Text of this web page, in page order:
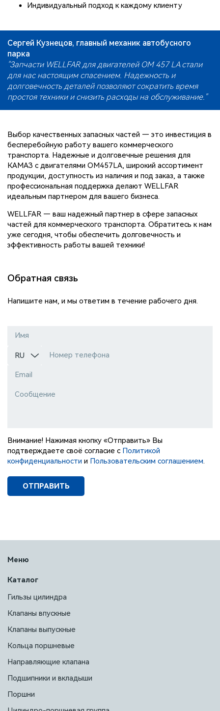
Индивидуальный подход к каждому клиенту
Сергей Кузнецов, главный механик автобусного
парка
"Запчасти WELLFAR для двигателей OM 457 LA стали
для нас настоящим спасением. Надежность и
долговечность деталей позволяют сократить время
простоя техники и снизить расходы на обслуживание."
Выбор качественных запасных частей — это инвестиция в
бесперебойную работу вашего коммерческого
транспорта. Надежные и долговечные решения для
КАМАЗ с двигателями OM457LA, широкий ассортимент
продукции, доступность из наличия и под заказ, а также
профессиональная поддержка делают WELLFAR
идеальным партнером для вашего бизнеса.
WELLFAR — ваш надежный партнер в сфере запасных
частей для коммерческого транспорта. Обратитесь к нам
уже сегодня, чтобы обеспечить долговечность и
эффективность работы вашей техники!
Обратная связь
Напишите нам, и мы ответим в течение рабочего дня.
Имя
RU Номер телефона
Email
Сообщение
Внимание! Нажимая кнопку «Отправить» Вы
подтверждаете своё согласие с Политикой
конфиденциальности и Пользовательским соглашением.
ОТПРАВИТЬ
Меню
Каталог
Гильзы цилиндра
Клапаны впускные
Клапаны выпускные
Кольца поршневые
Направляющие клапана
Подшипники и вкладыши
Поршни